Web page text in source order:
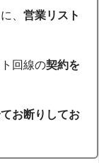
、営業リスト
回線の契約を
お断りしてお